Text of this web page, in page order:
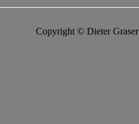
Copyright © Dieter Graser